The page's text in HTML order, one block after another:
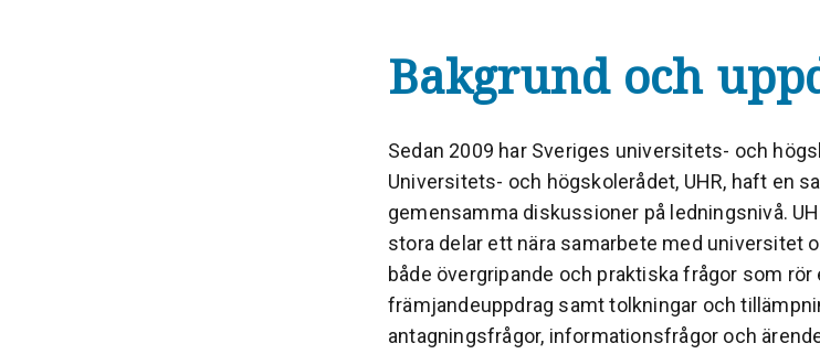
Bakgrund och
Sedan 2009 har Sveriges universitets- och
Universitets- och högskolerådet, UHR, haft en
gemensamma diskussioner på ledningsnivå.
stora delar ett nära samarbete med universitet
både övergripande och praktiska frågor som rör
främjandeuppdrag samt tolkningar och
antagningsfrågor, informationsfrågor och